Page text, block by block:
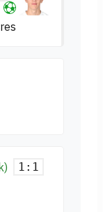
1:1